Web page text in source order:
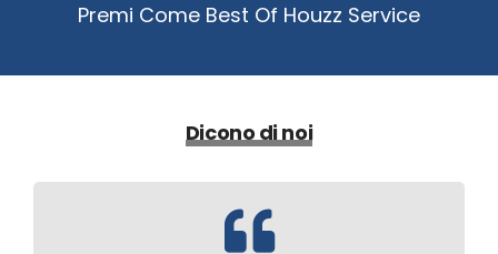
Premi Come Best Of Houzz Service
Dicono di noi